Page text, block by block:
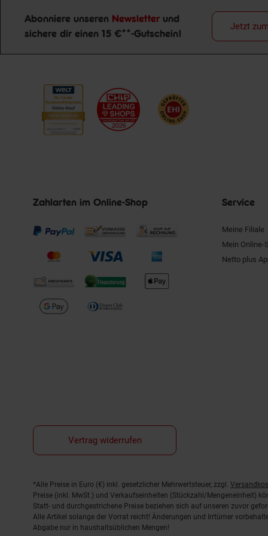
Newsletter Anmeldung
Abonniere unseren Newsletter und
sichere dir einen 15 €**-Gutschein!
Jetzt
Zahlarten im Online-Shop Service
Meine Filiale
Mein Online-
Netto plus
Vertrag widerrufen
Fußnoten
*Alle Preise in Euro (€) inkl. gesetzlicher Mehrwertsteuer, zzgl.
Preise (inkl. MwSt.) und Verkaufseinheiten (Stückzahl/Mengeneinheit)
Statt- und durchgestrichene Preise beziehen sich auf unseren zuvor
Alle Artikel solange der Vorrat reicht! Änderungen und Irrtümer
Abgabe nur in haushaltsüblichen Mengen!